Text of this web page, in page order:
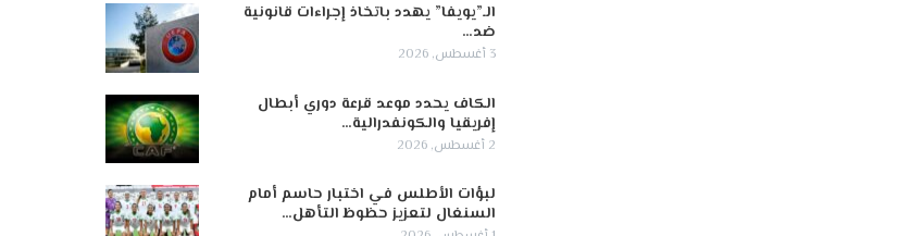
الـ”يويفا” يهدد باتخاذ إجراءات قانونية
ضد…
3 أغسطس, 2026
الكاف يحدد موعد قرعة دوري أبطال
إفريقيا والكونفدرالية…
2 أغسطس, 2026
لبؤات الأطلس في اختبار حاسم أمام
السنغال لتعزيز حظوظ التأهل…